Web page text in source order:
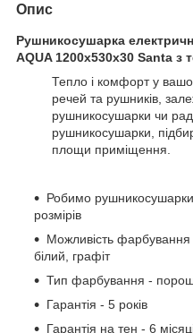
Опис
Рушникосушарка
AQUA 1200х530х30 Santa з
Тепло і комфорт у
речей та рушників,
рушникосушарки чи
рушникосушарки,
площи приміщення.
Робимо
розмірів
Можливість фарбування
білий, графіт
Тип фарбування -
Гарантія - 5 років
Гарантія на тен - 6